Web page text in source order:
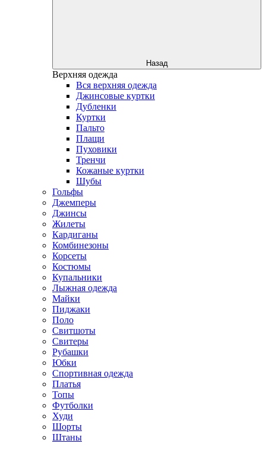
Назад
Верхняя одежда
Вся верхняя одежда
Джинсовые куртки
Дубленки
Куртки
Пальто
Плащи
Пуховики
Тренчи
Кожаные куртки
Шубы
Гольфы
Джемперы
Джинсы
Жилеты
Кардиганы
Комбинезоны
Корсеты
Костюмы
Купальники
Лыжная одежда
Майки
Пиджаки
Поло
Свитшоты
Свитеры
Рубашки
Юбки
Спортивная одежда
Платья
Топы
Футболки
Худи
Шорты
Штаны